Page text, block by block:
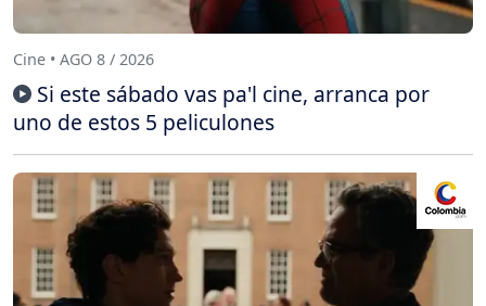
Cine • AGO 8 / 2026
Si este sábado vas pa'l cine, arranca por
uno de estos 5 peliculones